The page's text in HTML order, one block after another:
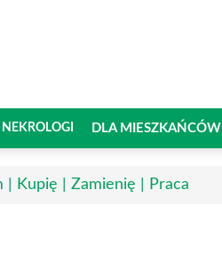
NEKROLOGI DLA MIESZKAŃCÓW
| Kupię | Zamienię | Praca